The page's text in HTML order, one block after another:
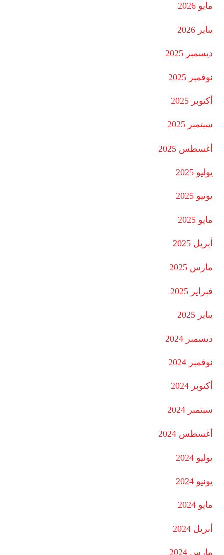
مايو 2026
يناير 2026
ديسمبر 2025
نوفمبر 2025
أكتوبر 2025
سبتمبر 2025
أغسطس 2025
يوليو 2025
يونيو 2025
مايو 2025
أبريل 2025
مارس 2025
فبراير 2025
يناير 2025
ديسمبر 2024
نوفمبر 2024
أكتوبر 2024
سبتمبر 2024
أغسطس 2024
يوليو 2024
يونيو 2024
مايو 2024
أبريل 2024
مارس 2024